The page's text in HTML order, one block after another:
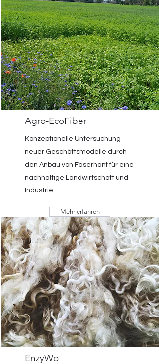
Agro-EcoFiber
Konzeptionelle Untersuchung
neuer Geschäftsmodelle durch
den Anbau von Faserhanf für eine
nachhaltige Landwirtschaft und
Industrie.
Mehr erfahren
EnzyWo